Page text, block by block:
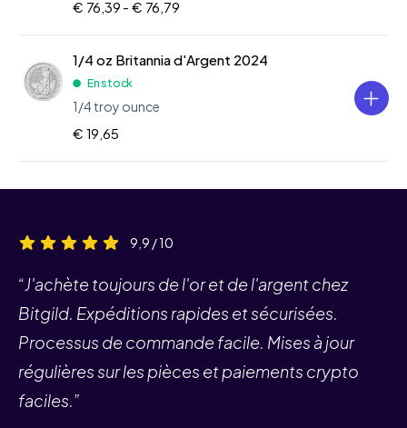
€ 76,39 - € 76,79
1/4 oz Britannia d'Argent 2024
En stock
1/4 troy ounce
€ 19,65
9,9 / 10
“J'achète toujours de l'or et de l'argent chez
Bitgild. Expéditions rapides et sécurisées.
Processus de commande facile. Mises à jour
régulières sur les pièces et paiements crypto
faciles.”